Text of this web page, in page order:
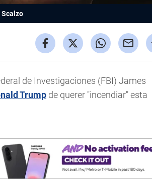
Scalzo
de Investigaciones (FBI) James
Trump de querer "incendiar" esta